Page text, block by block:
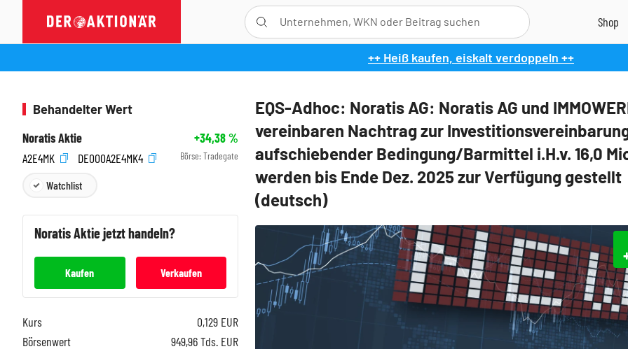
++ Heiß kaufen, eiskalt verdoppeln ++
EQS-Adhoc: Noratis AG: Noratis AG und
vereinbaren Nachtrag zur
aufschiebender Bedingung/Barmittel i.H.v. 16,0
werden bis Ende Dez. 2025 zur Verfügung gestellt
(deutsch)
Behandelter Wert
Noratis Aktie
+34,38%
A2E4MK
DE000A2E4MK4 Börse: Tradegate
Watchlist
NoratisAktie jetzt handeln?
Kaufen Verkaufen
Kurs 0,129 EUR
Börsenwert
949,96 Tds. EUR